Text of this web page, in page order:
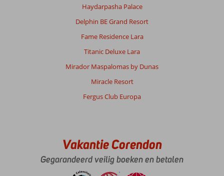
Haydarpasha Palace
Delphin BE Grand Resort
Fame Residence Lara
Titanic Deluxe Lara
Mirador Maspalomas by Dunas
Miracle Resort
Fergus Club Europa
Vakantie Corendon
Gegarandeerd veilig boeken en betalen